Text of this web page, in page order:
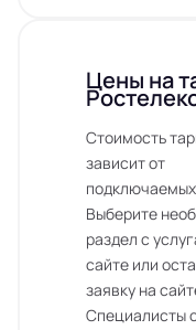
Цены на
Стоимость
зависит от
подключаемых
Выберите
раздел с
сайте или
заявку на
Специалисты